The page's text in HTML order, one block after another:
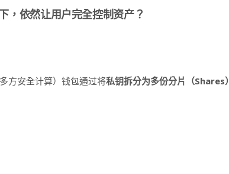
，依然让用户完全控制资产？
方安全计算）钱包通过将私钥拆分为多份分片（Shares）